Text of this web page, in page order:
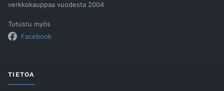
verkkokauppaa vuodesta 2004
Tutustu myös
Facebook
TIETOA